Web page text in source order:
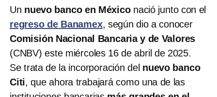
Un nuevo banco en México nació junto con el
regreso de Banamex, según dio a conocer
Comisión Nacional Bancaria y de Valores
(CNBV) este miércoles 16 de abril de 2025.
Se trata de la incorporación del nuevo banco
Citi, que ahora trabajará como una de las